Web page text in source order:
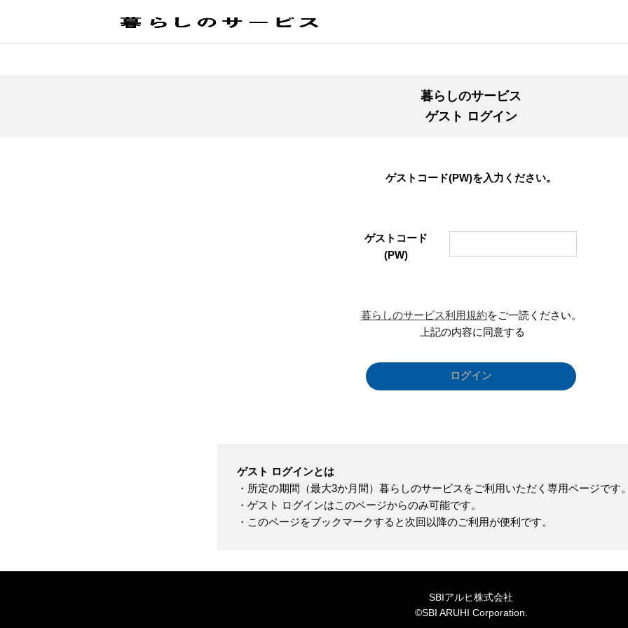
暮らしのサービス
ゲスト ログイン
ゲストコード(PW)を入力ください。
ゲストコード
(PW)
暮らしのサービス利用規約をご一読ください。
上記の内容に同意する
ゲスト ログインとは
・所定の期間（最大3か月間）暮らしのサービスをご利用いただく専用ページです
・ゲスト ログインはこのページからのみ可能です。
・このページをブックマークすると次回以降のご利用が便利です。
SBIアルヒ株式会社
©SBI ARUHI Corporation.